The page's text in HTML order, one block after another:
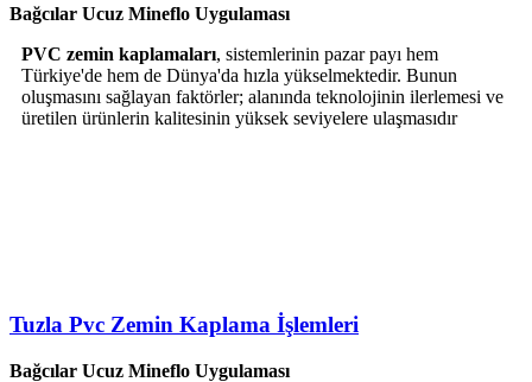
Bağcılar Ucuz Mineflo Uygulaması
PVC zemin kaplamaları, sistemlerinin pazar payı hem
Türkiye'de hem de Dünya'da hızla yükselmektedir. Bunun
oluşmasını sağlayan faktörler; alanında teknolojinin ilerlemesi ve
üretilen ürünlerin kalitesinin yüksek seviyelere ulaşmasıdır
Tuzla Pvc Zemin Kaplama İşlemleri
Bağcılar Ucuz Mineflo Uygulaması